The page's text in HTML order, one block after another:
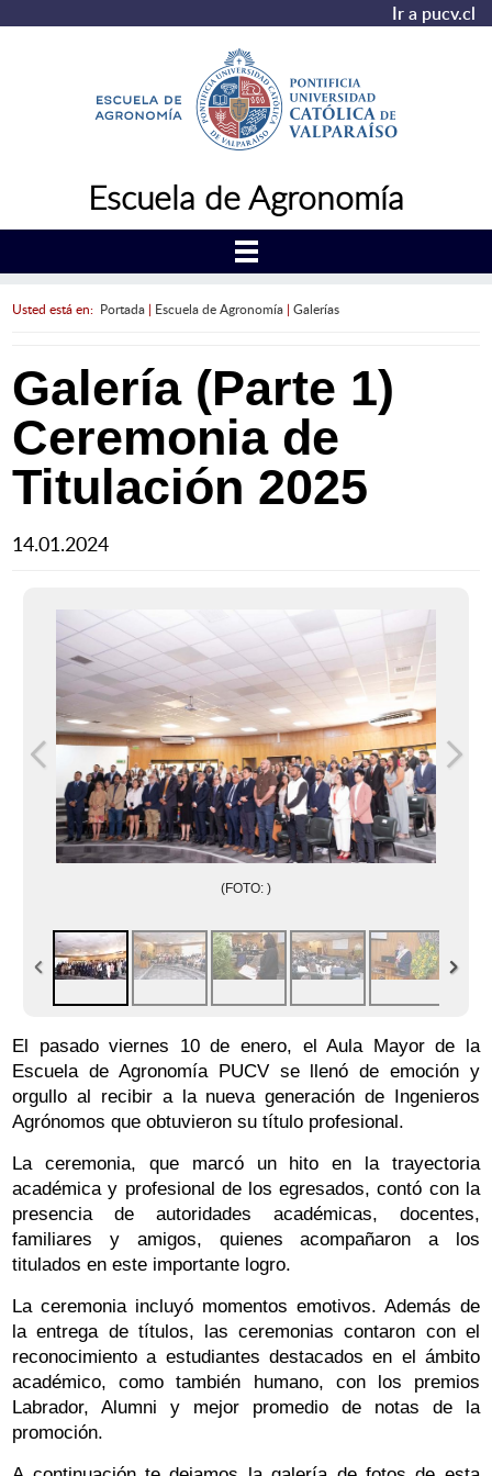
Ir a pucv.cl
Escuela de Agronomía
Usted está en: Portada | Escuela de Agronomía |Galerías
Galería (Parte 1)
Ceremonia de
Titulación 2025
14.01.2024
(FOTO: )
El pasado viernes 10 de enero, el Aula Mayor de la
Escuela de Agronomía PUCV se llenó de emoción y
orgullo al recibir a la nueva generación de Ingenieros
Agrónomos que obtuvieron su título profesional.
La ceremonia, que marcó un hito en la trayectoria
académica y profesional de los egresados, contó con la
presencia de autoridades académicas, docentes,
familiares y amigos, quienes acompañaron a los
titulados en este importante logro.
La ceremonia incluyó momentos emotivos. Además de
la entrega de títulos, las ceremonias contaron con el
reconocimiento a estudiantes destacados en el ámbito
académico, como también humano, con los premios
Labrador, Alumni y mejor promedio de notas de la
promoción.